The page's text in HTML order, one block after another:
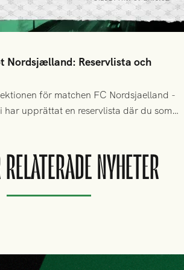
Nordsjælland: Reservlista och
för matchen FC Nordsjaelland -
har upprättat en reservlista där du som
kan anmäla ditt intresse. Du kan
NYHETER